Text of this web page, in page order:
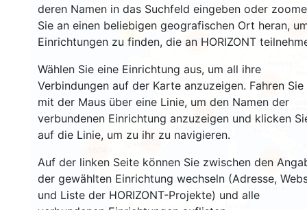
deren Namen in das Suchfeld eingeben oder
Sie an einen beliebigen geografischen Ort heran,
Einrichtungen zu finden, die an HORIZONT
Wählen Sie eine Einrichtung aus, um all ihre
Verbindungen auf der Karte anzuzeigen. Fahren Sie
mit der Maus über eine Linie, um den Namen der
verbundenen Einrichtung anzuzeigen und klicken
auf die Linie, um zu ihr zu navigieren.
Auf der linken Seite können Sie zwischen den
der gewählten Einrichtung wechseln (Adresse,
und Liste der HORIZONT-Projekte) und alle
894
5812
72
18704
8897
2401